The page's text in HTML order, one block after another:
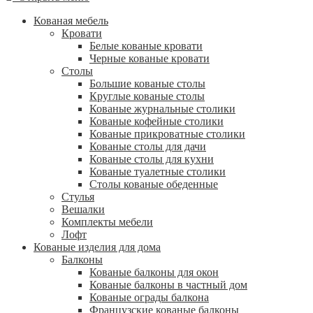
Кованая мебель
Кровати
Белые кованые кровати
Черные кованые кровати
Столы
Большие кованые столы
Круглые кованые столы
Кованые журнальные столики
Кованые кофейные столики
Кованые прикроватные столики
Кованые столы для дачи
Кованые столы для кухни
Кованые туалетные столики
Столы кованые обеденные
Стулья
Вешалки
Комплекты мебели
Лофт
Кованые изделия для дома
Балконы
Кованые балконы для окон
Кованые балконы в частный дом
Кованые ограды балкона
Французские кованые балконы